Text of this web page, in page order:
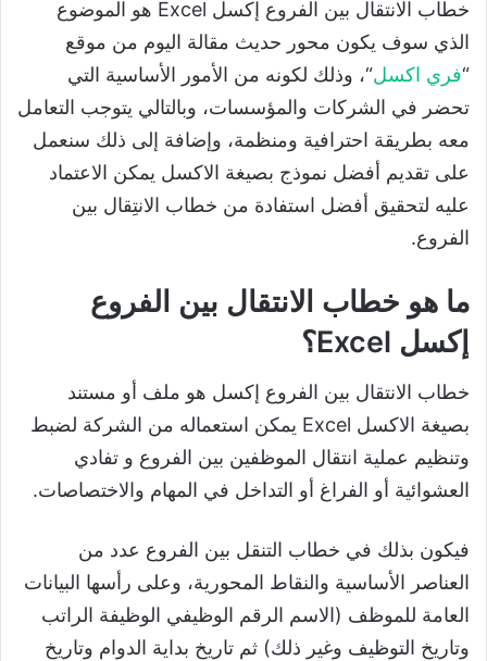
خطاب الانتقال بين الفروع إكسل Excel هو الموضوع
الذي سوف يكون محور حديث مقالة اليوم من موقع
“فري اكسل“، وذلك لكونه من الأمور الأساسية التي
تحضر في الشركات والمؤسسات، وبالتالي يتوجب التعامل
معه بطريقة احترافية ومنظمة، وإضافة إلى ذلك سنعمل
على تقديم أفضل نموذج بصيغة الاكسل يمكن الاعتماد
عليه لتحقيق أفضل استفادة من خطاب الانتِقال بين
الفروع.
ما هو خطاب الانتقال بين الفروع
إكسل Excel؟
خطاب الانتقال بين الفروع إكسل هو ملف أو مستند
بصيغة الاكسل Excel يمكن استعماله من الشركة لضبط
وتنظيم عملية انتقال الموظفين بين الفروع و تفادي
العشوائية أو الفراغ أو التداخل في المهام والاختصاصات.
فيكون بذلك في خطاب التنقل بين الفروع عدد من
العناصر الأساسية والنقاط المحورية، وعلى رأسها البيانات
العامة للموظف (الاسم الرقم الوظيفي الوظيفة الراتب
وتاريخ التوظيف وغير ذلك) ثم تاريخ بداية الدوام وتاريخ